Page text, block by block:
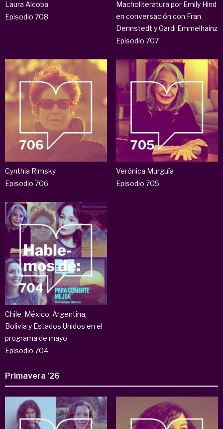
Laura Alcoba
Episodio 708
Macholiteratura por Emily Hind
en conversación con Fran
Dennstedt y Gardi Emmelhainz
Episodio 707
Cynthia Rimsky
Episodio 706
Verónica Murguía
Episodio 705
Chile, México, Argentina,
Bolivia y Estados Unidos en el
programa de mayo
Episodio 704
Primavera '26